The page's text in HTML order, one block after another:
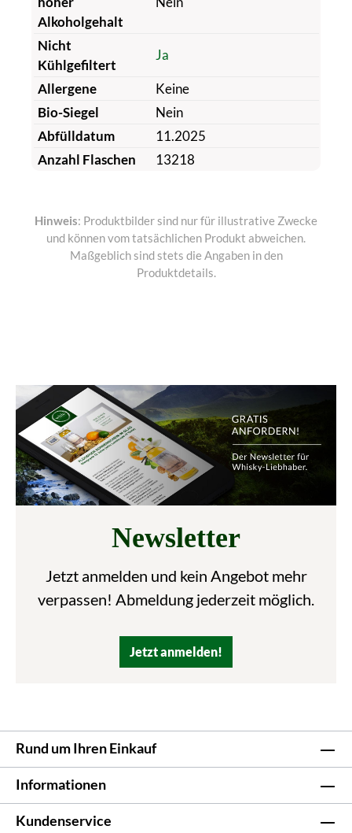
Alkoholgehalt
Nicht
Kühlgefiltert
Ja
Allergene
Keine
Bio-Siegel
Nein
Abfülldatum
11.2025
Anzahl Flaschen
13218
Hinweis: Produktbilder sind nur für illustrative Zwecke
und können vom tatsächlichen Produkt abweichen.
Maßgeblich sind stets die Angaben in den
Produktdetails.
Newsletter
Jetzt anmelden und kein Angebot mehr
verpassen! Abmeldung jederzeit möglich.
Jetzt anmelden!
Rund um Ihren Einkauf
Informationen
Kundenservice